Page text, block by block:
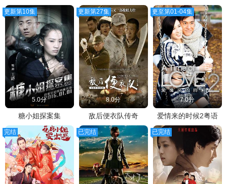
更新第10集
5.0分
糖小姐探案集
更新第27集
8.0分
敌后便衣队传奇
更至第01-04集
7.0分
爱情来的时候2粤语
完结 已完结 已完结